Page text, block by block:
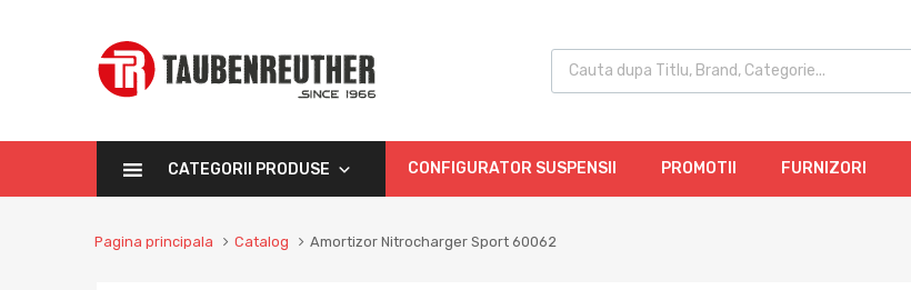
CATEGORII PRODUSE CONFIGURATOR SUSPENSII PROMOTII FURNIZORI
Pagina principala Catalog Amortizor Nitrocharger Sport 60062